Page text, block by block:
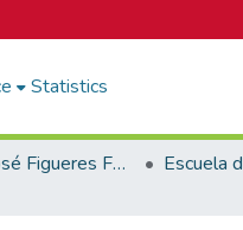
Statistics
Biblioteca José Figueres Ferrer